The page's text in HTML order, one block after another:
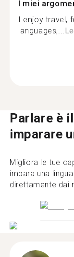
I miei
I enjoy travel,
languages,...
Parlare è
imparare
Migliora le tue
impara una
direttamente dai